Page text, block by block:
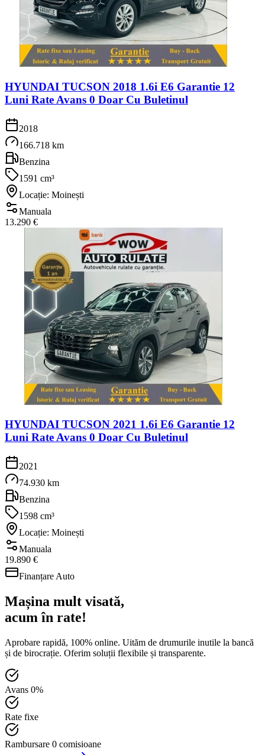
HYUNDAI TUCSON 2018 1.6i E6 Garantie 12
Luni Rate Avans 0 Doar Cu Buletinul
2018
166.718 km
Benzina
1591 cm³
Locație: Moinești
Manuala
13.290 €
HYUNDAI TUCSON 2021 1.6i E6 Garantie 12
Luni Rate Avans 0 Doar Cu Buletinul
2021
74.930 km
Benzina
1598 cm³
Locație: Moinești
Manuala
19.890 €
Finanțare Auto
Mașina mult visată,
acum în rate!
Aprobare rapidă, 100% online. Uităm de drumurile inutile la bancă
și de birocrație. Oferim soluții flexibile și transparente.
Avans 0%
Rate fixe
Rambursare 0 comisioane